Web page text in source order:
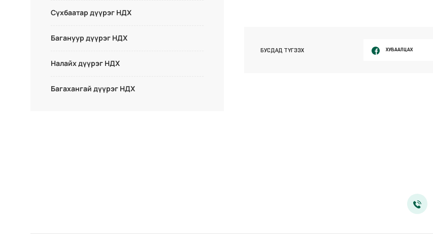
Сүхбаатар дүүрэг НДХ
Багануур дүүрэг НДХ
Налайх дүүрэг НДХ
Багахангай дүүрэг НДХ
БУСДАД ТҮГЭЭХ ХУВААЛЦАХ